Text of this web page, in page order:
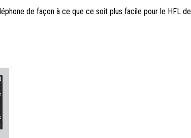
de façon à ce que ce soit plus facile pour le HFL de